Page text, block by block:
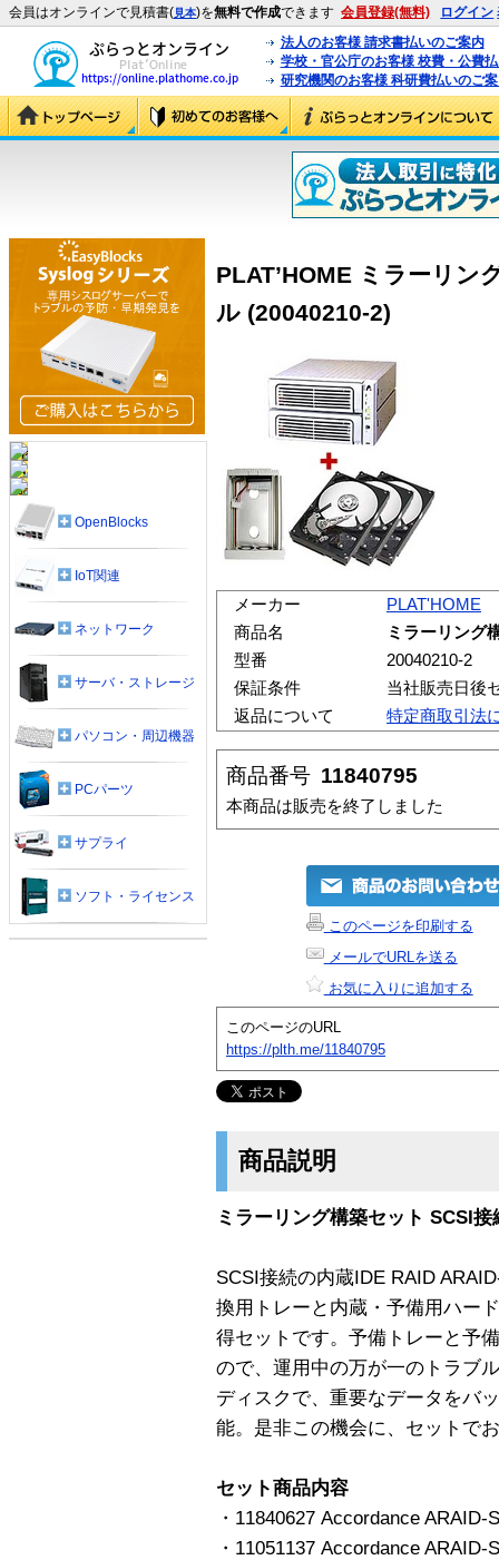
会員はオンラインで見積書(見本)を無料で作成できます 会員登録(無料) ログイン
法人のお客様 請求書払いのご案内
学校・官公庁のお客様 校費・公費
研究機関のお客様 科研費払いのご
PLAT’HOME ミラーリン
ル (20040210-2)
メーカー
PLAT'HOME
商品名
ミラーリング
型番
20040210-2
保証条件
当社販売日後
返品について
特定商取引法
商品番号 11840795
本商品は販売を終了しました
このページを印刷する
メールでURLを送る
お気に入りに追加する
このページのURL
https://plth.me/11840795
商品説明
ミラーリング構築セット SCSI接
SCSI接続の内蔵IDE RAID
換用トレーと内蔵・予備用ハー
得セットです。予備トレーと予
ので、運用中の万が一のトラブ
ディスクで、重要なデータをバ
能。是非この機会に、セットで
セット商品内容
・11840627 Accordance
・11051137 Accordance
OpenBlocks
IoT関連
ネットワーク
サーバ・ストレージ
パソコン・周辺機器
PCパーツ
サプライ
ソフト・ライセンス